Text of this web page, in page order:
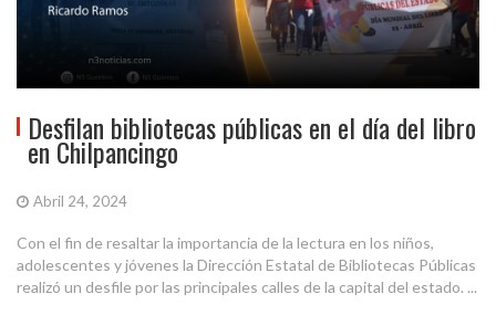
Desfilan bibliotecas públicas en el día del libro
en Chilpancingo
Abril 24, 2024
Con el fin de resaltar la importancia de la lectura en los niños,
adolescentes y jóvenes la Dirección Estatal de Bibliotecas Públicas
realizó un desfile por las principales calles de la capital del estado. ...